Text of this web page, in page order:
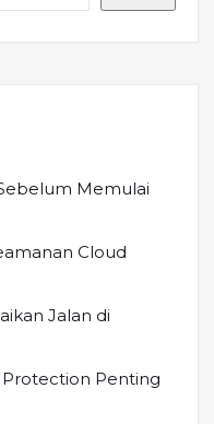
Memulai
Cloud
Jalan di
Penting